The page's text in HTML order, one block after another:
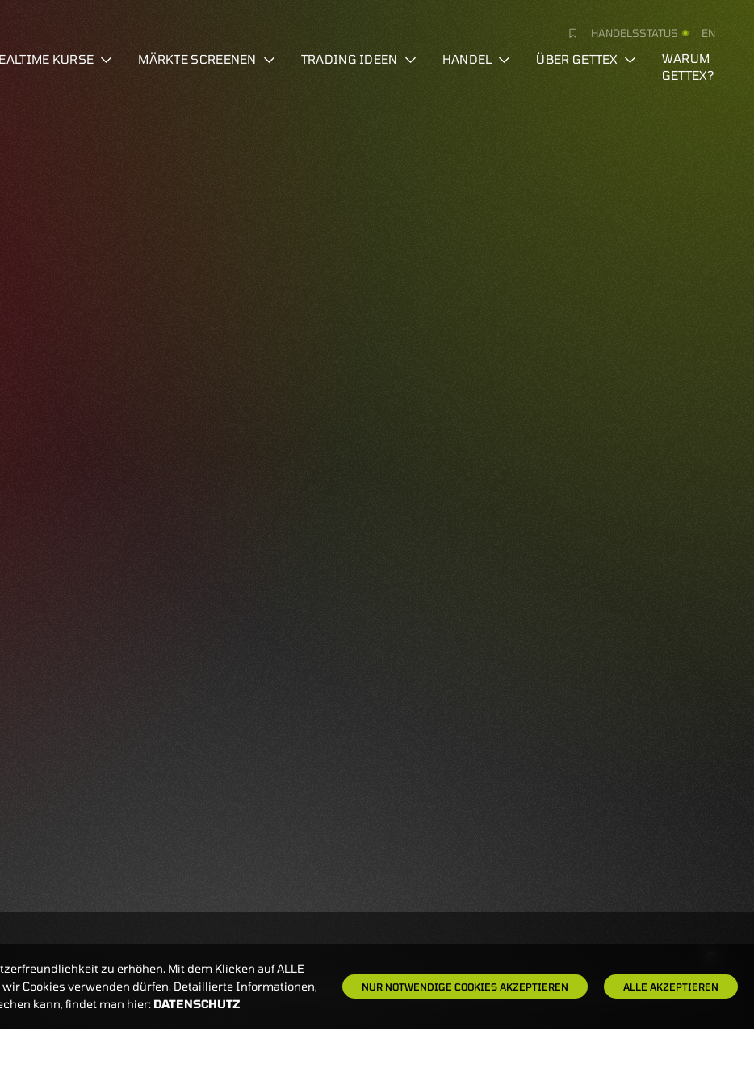
HANDELSSTATUS EN
KURSE MÄRKTE SCREENEN TRADING IDEEN HANDEL ÜBER GETTEX
WARUM
GETTEX?
zu erhöhen. Mit dem Klicken auf ALLE
Cookies verwenden dürfen. Detaillierte Informationen,
kann, findet man hier: DATENSCHUTZ
NUR NOTWENDIGE COOKIES AKZEPTIEREN ALLE AKZEPTIEREN